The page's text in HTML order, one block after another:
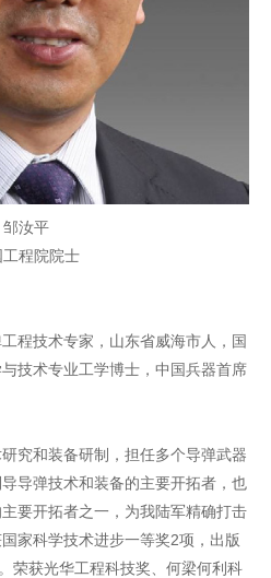
邹汝平
工程院院士
技术专家，山东省威海市人，国
技术专业工学博士，中国兵器首席
和装备研制，担任多个导弹武器
导弹技术和装备的主要开拓者，也
要开拓者之一，为我陆军精确打击
家科学技术进步一等奖2项，出版
荣获光华工程科技奖、何梁何利科